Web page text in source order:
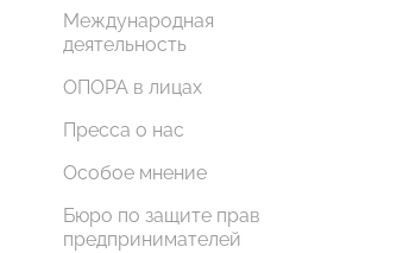
Международная
деятельность
ОПОРА в лицах
Пресса о нас
Особое мнение
Бюро по защите прав
предпринимателей